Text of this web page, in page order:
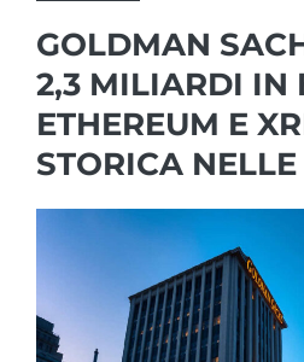
GOLDMAN
2,3 MILIARDI IN
ETHEREUM E
STORICA